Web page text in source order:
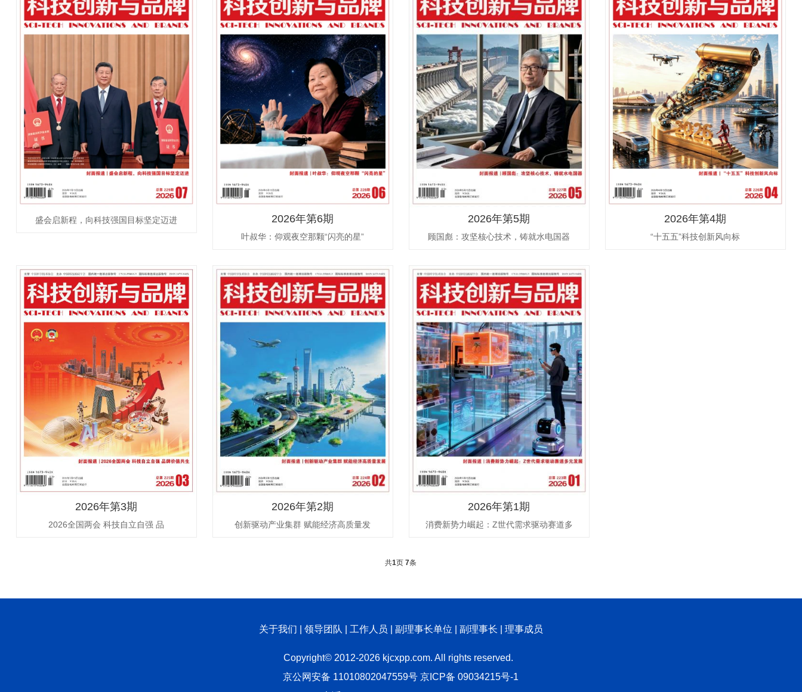
盛会启新程，向科技强国目标坚定迈进 2026年第6期
叶叔华：仰观夜空那颗“闪亮的星”
2026年第5期
顾国彪：攻坚核心技术，铸就水电国器
2026年第4期
“十五五”科技创新风向标
2026年第3期
2026全国两会 科技自立自强 品
2026年第2期
创新驱动产业集群 赋能经济高质量发
2026年第1期
消费新势力崛起：Z世代需求驱动赛道多
共1页7条
关于我们 领导团队 工作人员 副理事长单位 副理事长 理事成员
Copyright© 2012-2026 kjcxpp.com. All rights reserved.
京公网安备 11010802047559号京ICP备 09034215号-1